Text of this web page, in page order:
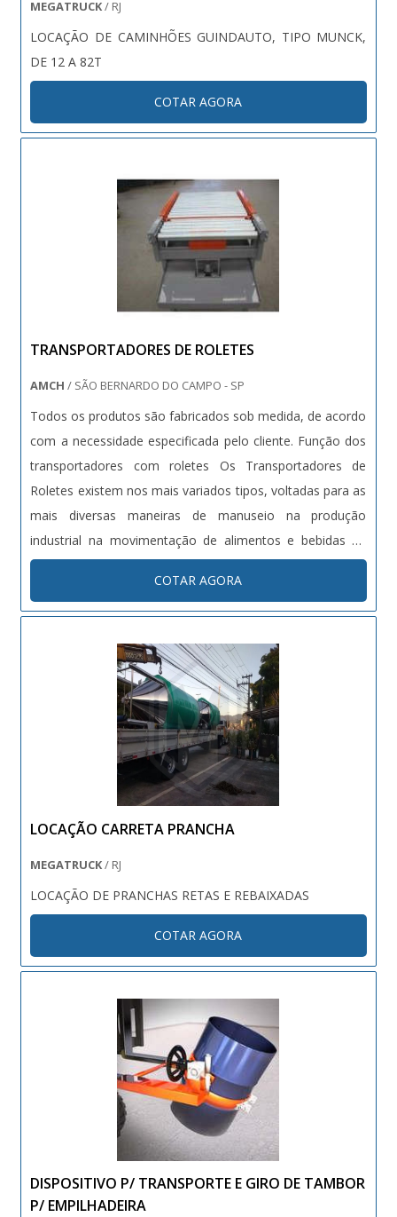
MEGATRUCK/ RJ
LOCAÇÃO DE CAMINHÕES GUINDAUTO, TIPO MUNCK,
DE 12 A 82T
COTAR AGORA
TRANSPORTADORES DE ROLETES
AMCH / SÃO BERNARDO DO CAMPO - SP
Todos os produtos são fabricados sob medida, de acordo
com a necessidade especificada pelo cliente. Função dos
transportadores com roletes Os Transportadores de
Roletes existem nos mais variados tipos, voltadas para as
mais diversas maneiras de manuseio na produção
industrial na movimentação de alimentos e bebidas na
forma de caixas, paletes, produtos em pacotes,
eletrodomésticos, autopeças e principalmente os
Transportadores com Roletes esp....
COTAR AGORA
LOCAÇÃO CARRETA PRANCHA
MEGATRUCK/ RJ
LOCAÇÃO DE PRANCHAS RETAS E REBAIXADAS
COTAR AGORA
DISPOSITIVO P/ TRANSPORTE E GIRO DE TAMBOR
P/ EMPILHADEIRA